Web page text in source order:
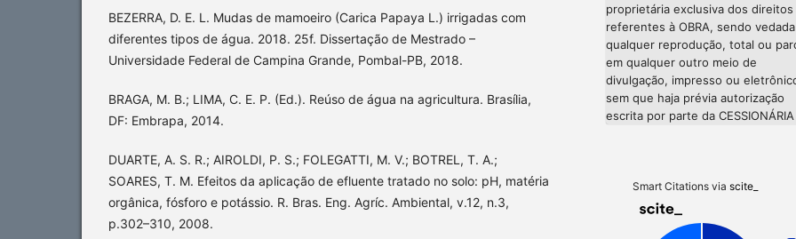
BEZERRA, D. E. L. Mudas de mamoeiro (Carica Papaya L.) irrigadas com
diferentes tipos de água. 2018. 25f. Dissertação de Mestrado –
Universidade Federal de Campina Grande, Pombal-PB, 2018.
BRAGA, M. B.; LIMA, C. E. P. (Ed.). Reúso de água na agricultura. Brasília,
DF: Embrapa, 2014.
DUARTE, A. S. R.; AIROLDI, P. S.; FOLEGATTI, M. V.; BOTREL, T. A.;
SOARES, T. M. Efeitos da aplicação de efluente tratado no solo: pH, matéria
orgânica, fósforo e potássio. R. Bras. Eng. Agríc. Ambiental, v.12, n.3,
p.302–310, 2008.
proprietária exclusiva dos direitos
referentes à OBRA, sendo vedada
qualquer reprodução, total ou
em qualquer outro meio de
divulgação, impresso ou
sem que haja prévia autorização
escrita por parte da CESSIONÁRIA
Smart Citations via scite_